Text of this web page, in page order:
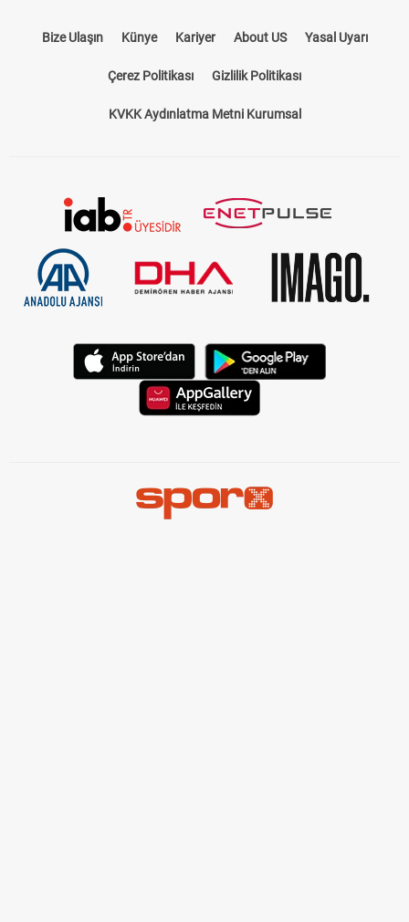
Bize Ulaşın Künye Kariyer About US Yasal Uyarı
Çerez Politikası Gizlilik Politikası
KVKK Aydınlatma Metni Kurumsal